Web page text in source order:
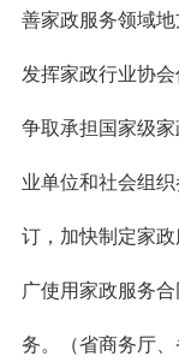
善家政服务领域
发挥家政行业协
争取承担国家级
业单位和社会组
订，加快制定家
广使用家政服务
务。（省商务厅